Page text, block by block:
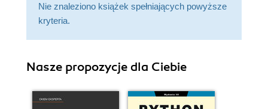
Nie znaleziono książek spełniających powyższe
kryteria.
Nasze propozycje dla Ciebie